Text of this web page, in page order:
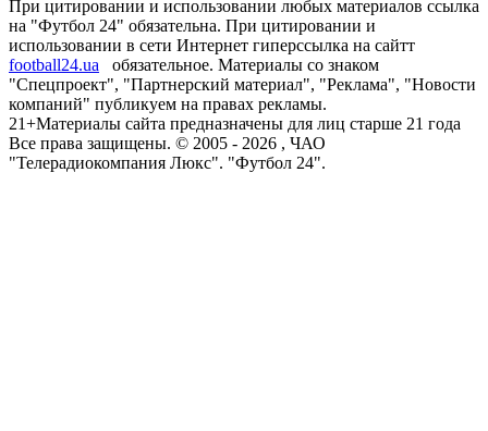
При цитировании и использовании любых материалов ссылка
на "Футбол 24" обязательна. При цитировании и
использовании в сети Интернет гиперссылка на сайтт
football24.ua
обязательное. Материалы со знаком
"Спецпроект", "Партнерский материал", "Реклама", "Новости
компаний" публикуем на правах рекламы.
21+Материалы сайта предназначены для лиц старше 21 года
Все права защищены. © 2005 - 2026 , ЧАО
"Телерадиокомпания Люкс". "Футбол 24".